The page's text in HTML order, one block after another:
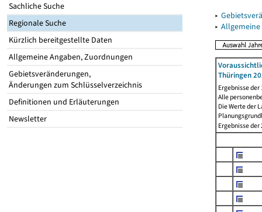
Sachliche Suche
Regionale Suche
Kürzlich bereitgestellte Daten
Allgemeine Angaben, Zuordnungen
Gebietsveränderungen,
Änderungen zum Schlüsselverzeichnis
Definitionen und Erläuterungen
Newsletter
▸
▸
Thüringen
Ergebnisse
Alle
Die Werte der
Ergebnisse